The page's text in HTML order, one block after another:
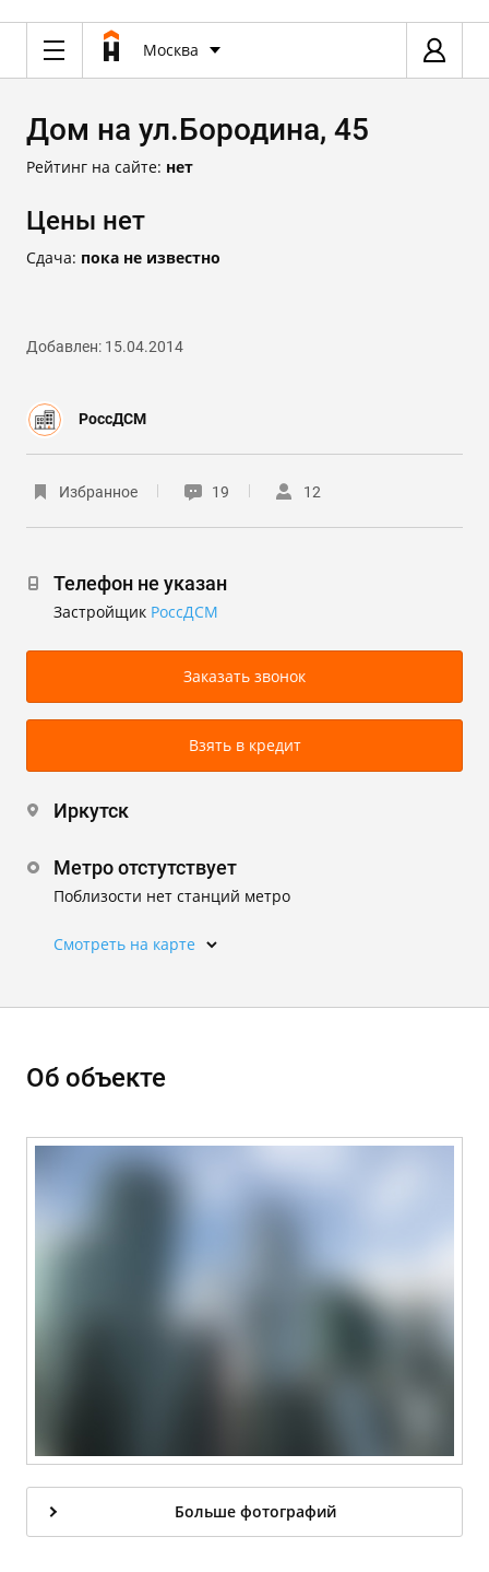
Москва
Дом на ул.Бородина, 45
Рейтинг на сайте: нет
Цены нет
Сдача: пока не известно
Добавлен: 15.04.2014
РоссДСМ
Избранное 19 12
Телефон не указан
Застройщик РоссДСМ
Заказать звонок
Взять в кредит
Иркутск
Метро отстутствует
Поблизости нет станций метро
Смотреть на карте
Об объекте
Больше фотографий